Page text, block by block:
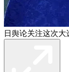
日舆论关注这次大